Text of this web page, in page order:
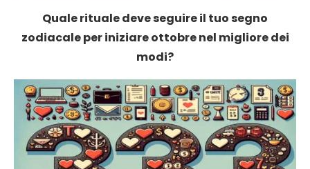
Quale rituale deve seguire il tuo segno
zodiacale per iniziare ottobre nel migliore dei
modi?